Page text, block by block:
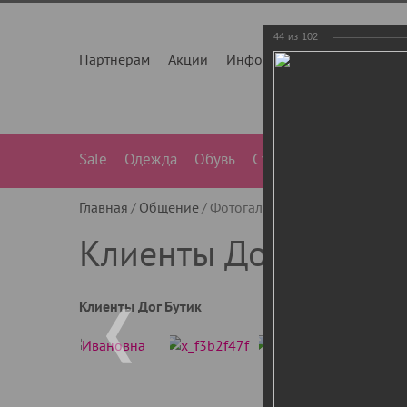
Партнёрам Акции Инфо О нас
Sale Одежда Обувь Сумки
Главная Общение Фотогалерея
Клиенты Дог Бутик
Клиенты Дог Бутик
44 из 102